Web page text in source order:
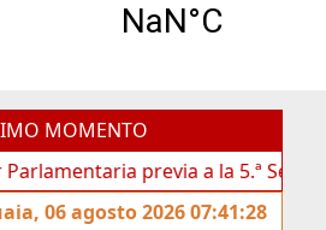
MOMENTO
previa a la 5.ª Sesión
06 agosto 2026 07:41:28